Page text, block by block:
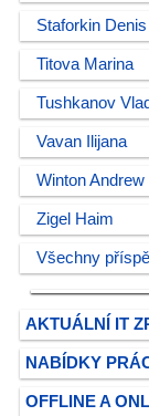
Staforkin Denis
Titova Marina
Tushkanov
Vavan Ilijana
Winton Andrew
Zigel Haim
Všechny
AKTUÁLNÍ IT
NABÍDKY
OFFLINE A